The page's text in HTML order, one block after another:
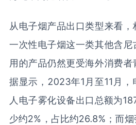
从电子烟产品出口类型来看，
一次性电子烟这一类其他含尼
用的产品仍然更受海外消费
据显示，2023年1月至11月，
人电子雾化设备出口总额为
少约2%，占比约26.8%；而